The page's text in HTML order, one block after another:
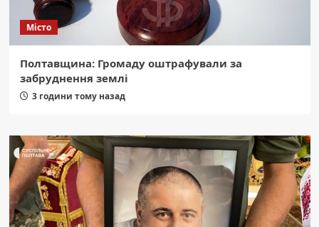
Місто
Полтавщина: Громаду оштрафували за
забруднення землі
3 години тому назад